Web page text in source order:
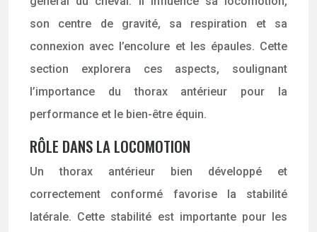
son centre de gravité, sa respiration et sa
connexion avec l’encolure et les épaules. Cette
section explorera ces aspects, soulignant
l’importance du thorax antérieur pour la
performance et le bien-être équin.
RÔLE DANS LA LOCOMOTION
Un thorax antérieur bien développé et
correctement conformé favorise la stabilité
latérale. Cette stabilité est importante pour les